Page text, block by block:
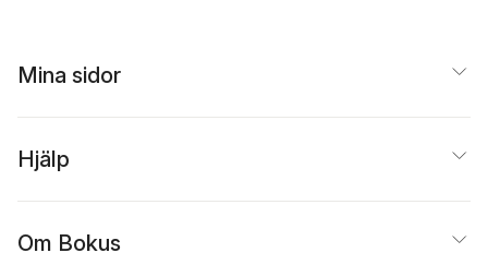
Mina sidor
Hjälp
Om Bokus